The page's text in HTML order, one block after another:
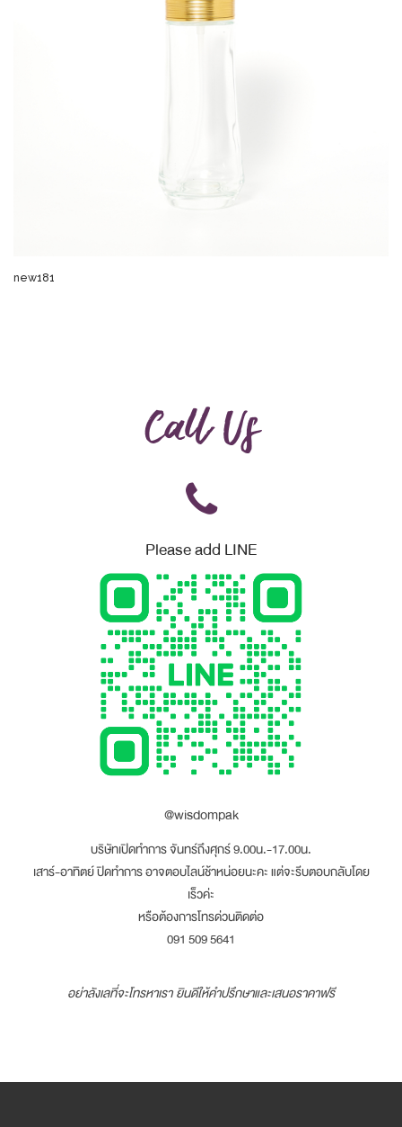
new181
Call Us
Please add LINE
@wisdompak
บริษัทเปิดทำการ จันทร์ถึงศุกร์ 9.00น.-17.00น.
เสาร์-อาทิตย์ ปิดทำการ อาจตอบไลน์ช้าหน่อยนะคะ แต่จะรีบตอบกลับโดย
เร็วค่ะ
หรือต้องการโทรด่วนติดต่อ
091 509 5641
อย่าลังเลที่จะโทรหาเรา ยินดีให้คำปรึกษาและเสนอราคาฟรี